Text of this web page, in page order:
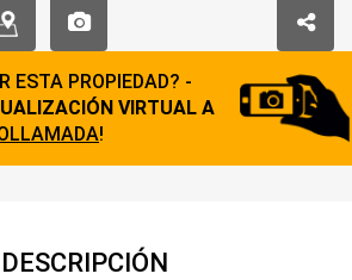
ESTA PROPIEDAD? -
VIRTUAL A
!
DESCRIPCIÓN